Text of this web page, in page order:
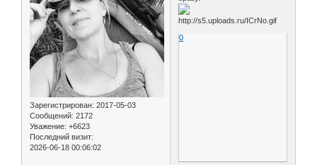
Зарегистрирован: 2017-05-03
Сообщений: 2172
Уважение: +6623
Последний визит:
2026-06-18 00:06:02
0